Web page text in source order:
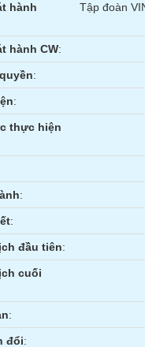
hành
Tập đoàn
hành CW:
:
:
thực hiện
:
:
đầu tiên:
cuối
:
đổi: